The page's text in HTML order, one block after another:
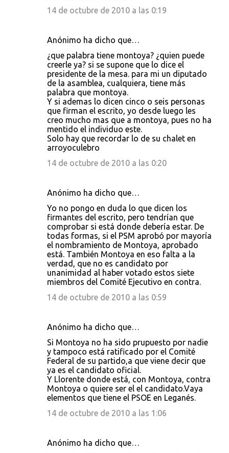
14 de octubre de 2010 a las 0:19
Anónimo ha dicho que…
¿que palabra tiene montoya? ¿quien puede
creerle ya? si se supone que lo dice el
presidente de la mesa. para mi un diputado
de la asamblea, cualquiera, tiene más
palabra que montoya.
Y si ademas lo dicen cinco o seis personas
que firman el escrito, yo desde luego les
creo mucho mas que a montoya, pues no ha
mentido el individuo este.
Solo hay que recordar lo de su chalet en
arroyoculebro
14 de octubre de 2010 a las 0:20
Anónimo ha dicho que…
Yo no pongo en duda lo que dicen los
firmantes del escrito, pero tendrían que
comprobar si está donde debería estar. De
todas formas, si el PSM aprobó por mayoría
el nombramiento de Montoya, aprobado
está. También Montoya en eso falta a la
verdad, que no es candidato por
unanimidad al haber votado estos siete
miembros del Comité Ejecutivo en contra.
14 de octubre de 2010 a las 0:59
Anónimo ha dicho que…
Si Montoya no ha sido prupuesto por nadie
y tampoco está ratificado por el Comité
Federal de su partido,a que viene decir que
ya es el candidato oficial.
Y Llorente donde está, con Montoya, contra
Montoya o quiere ser el el candidato.Vaya
elementos que tiene el PSOE en Leganés.
14 de octubre de 2010 a las 1:06
Anónimo ha dicho que…